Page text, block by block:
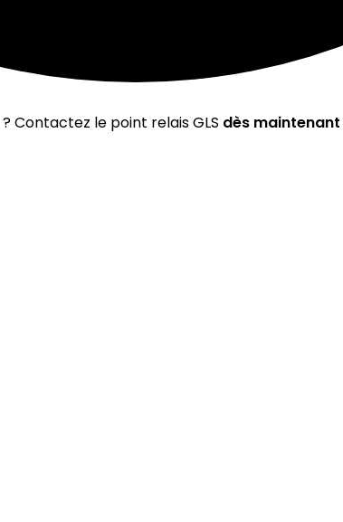
? Contactez le point relais GLS dès maintenant